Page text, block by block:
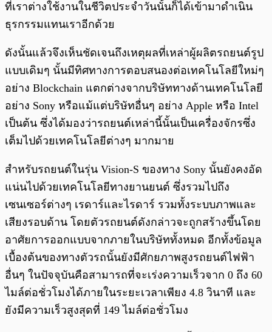
ที่เราต่างใช้งานในชีวิตประจำวันนั้นก็ได้เข้ามาดำเนิน
ธุรกรรมแทนเราอีกด้วย
ดังนั้นแล้วจึงเห็นชัดเจนถึงเหตุผลที่เหล่าผู้ผลิตรถยนต์รูป
แบบเดิมๆ นั้นมีทิศทางการตอบสนองต่อเทคโนโลยีใหม่ๆ
อย่าง Blockchain แตกต่างจากบริษัททางด้านเทคโนโลยี
อย่าง Sony หรือแม้แต่บริษัทอื่นๆ อย่าง Apple หรือ Intel
เป็นต้น ซึ่งได้มองว่ารถยนต์เหล่านี้นั้นเป็นเครื่องจักรซึ่ง
เต็มไปด้วยเทคโนโลยีต่างๆ มากมาย
สำหรับรถยนต์ในรุ่น Vision-S ของทาง Sony นั้นยังคงอัด
แน่นไปด้วยเทคโนโลยีทางยานยนต์ ซึ่งรวมไปถึง
เซนเซอร์ต่างๆ เรดาร์และไรดาร์ รวมทั้งระบบภาพและ
เสียงรอบด้าน โดยตัวรถยนต์ดังกล่าวจะถูกสร้างขึ้นโดย
อาศัยการออกแบบจากภายในบริษัททั้งหมด อีกทั้งข้อมูล
เบื้องต้นของทางตัวรถนั้นยังมีศักยภาพสูงรถยนต์ไฟฟ้า
อื่นๆ ในปัจจุบันคือสามารถที่จะเร่งความเร็วจาก 0 ถึง 60
ไมล์ต่อชั่วโมงได้ภายในระยะเวลาเพียง 4.8 วินาที และ
ยังมีความเร็วสูงสุดที่ 149 ไมล์ต่อชั่วโมง